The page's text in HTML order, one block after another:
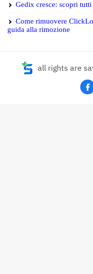
Gedix cresce: scopri
Come rimuovere
guida alla rimozione
all rights are